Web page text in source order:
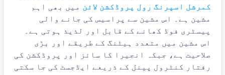
کمرشل اسپرنگ رول پروڈکشن لائن میں بھی اہم
مشین ہے۔ اس مشین سے پراسیس کی جانے والی
پیسٹری فوڈ کھانے کے قابل اور لذیذ ہوتی ہے۔
اس مشین میں متعدد ہیٹنگ کے طریقے اور بڑی
صلاحیت ہے، جبکہ انجیرا کا سائز اور پروڈکشن کی
رفتار کنٹرول پینل کے ذریعے ایڈجسٹ کی جا سکتی